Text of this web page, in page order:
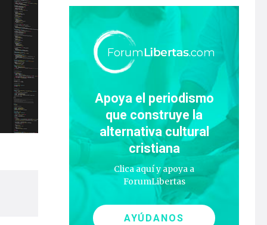
Apoya el periodismo
que construye la
alternativa cultural
cristiana
Clica aquí y apoya a
ForumLibertas
AYÚDANOS